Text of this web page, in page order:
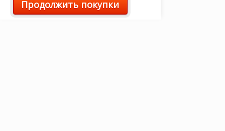
Продолжить покупки